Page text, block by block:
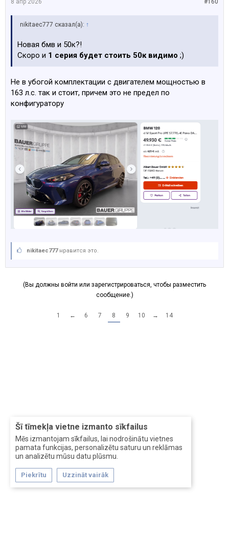
Šī tīmekļa vietne izmanto sīkfailus
Mēs izmantojam sīkfailus, lai nodrošinātu vietnes
pamata funkcijas, personalizētu saturu un reklāmas
un analizētu mūsu datu plūsmu.
Piekrītu Uzzināt vairāk
#160
8 апр 2026
nikitaec777 сказал(а): ↑
Новая бмв и 50к?!
Скоро и 1 серия будет стоить 50к видимо ;)
Не в убогой комплектации c двигателем мощностью в
163 л.с. так и стоит, причем это не предел по
конфигуратору
nikitaec777нравится это.
(Вы должны войти или зарегистрироваться, чтобы разместить
сообщение.)
1 ← 6 7 8 9 10 → 14